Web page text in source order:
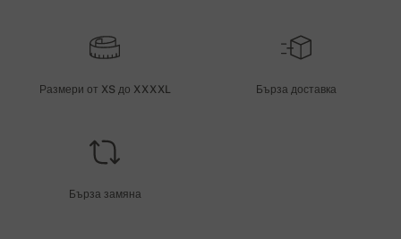
Размери от XS до XXXXL Бърза доставка
Бърза замяна